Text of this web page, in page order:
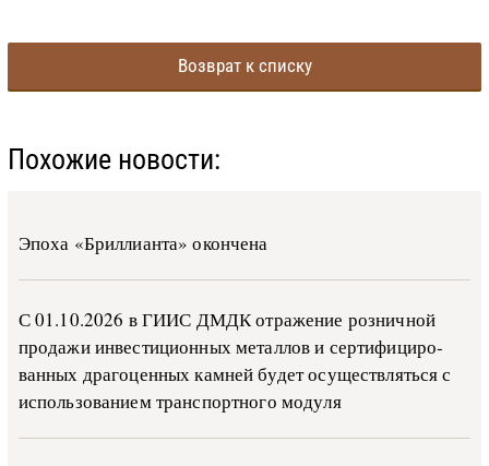
Возврат к списку
Похожие новости:
Эпоха «Бриллианта» окончена
С 01.10.2026 в ГИИС ДМДК от­ра­же­ние роз­ни­ч­ной
про­да­жи ин­ве­сти­ци­он­ных ме­тал­лов и сер­ти­фи­ци­ро­
ван­ных дра­го­цен­ных ка­м­ней бу­дет осу­ще­ств­лять­ся с
ис­поль­зо­ва­ни­ем тран­с­пор­т­но­го мо­ду­ля